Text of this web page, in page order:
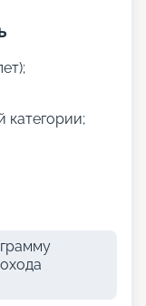
категории;